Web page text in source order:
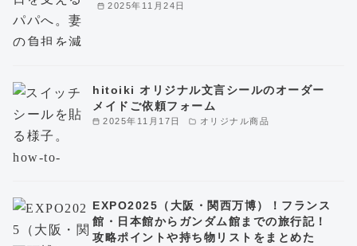
2025年11月24日
2025年11月17日 オリジナル商品
hitoiki オリジナル文言シールのオーダー
メイドご依頼フォーム
EXPO2025（大阪・関西万博）！フランス
館・日本館からガンダム館までの旅行記！
攻略ポイントや持ち物リストをまとめた